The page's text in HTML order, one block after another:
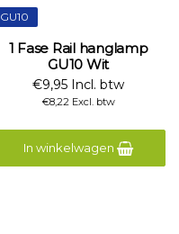
GU10
1 Fase Rail hanglamp
GU10 Wit
€9,95 Incl. btw
€8,22 Excl. btw
In winkelwagen